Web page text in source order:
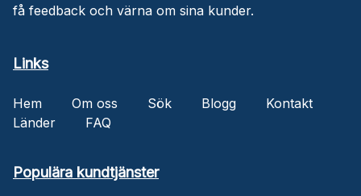
få feedback och värna om sina kunder.
Links
Hem Om oss Sök Blogg
Kontakt
Länder
FAQ
Populära kundtjänster